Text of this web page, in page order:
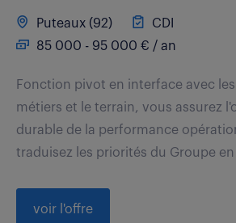
Puteaux (92)
CDI
85 000 - 95 000 € / an
Fonction pivot en interface avec
métiers et le terrain, vous assurez
durable de la performance
traduisez les priorités du Groupe
voir l'offre